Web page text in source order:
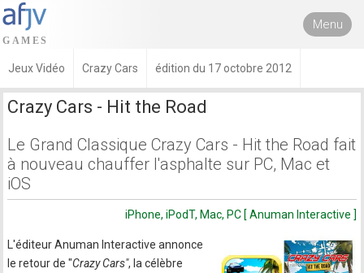
Menu
Jeux Vidéo Crazy Cars édition du 17 octobre 2012
Crazy Cars - Hit the Road
Le Grand Classique Crazy Cars - Hit the Road fait
à nouveau chauffer l'asphalte sur PC, Mac et
iOS
iPhone, iPodT, Mac, PC [ Anuman Interactive ]
L'éditeur Anuman Interactive annonce
le retour de "Crazy Cars", la célèbre